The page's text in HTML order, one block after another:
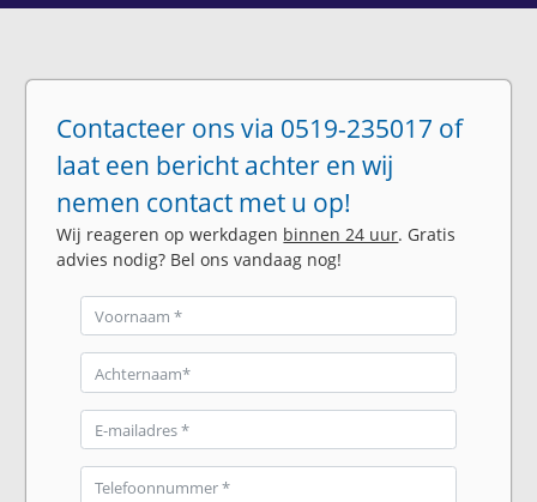
Contacteer ons via 0519-235017 of
laat een bericht achter en wij
nemen contact met u op!
Wij reageren op werkdagen binnen 24 uur. Gratis
advies nodig? Bel ons vandaag nog!